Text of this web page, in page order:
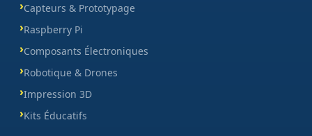
Capteurs & Prototypage
Raspberry Pi
Composants Électroniques
Robotique & Drones
Impression 3D
Kits Éducatifs